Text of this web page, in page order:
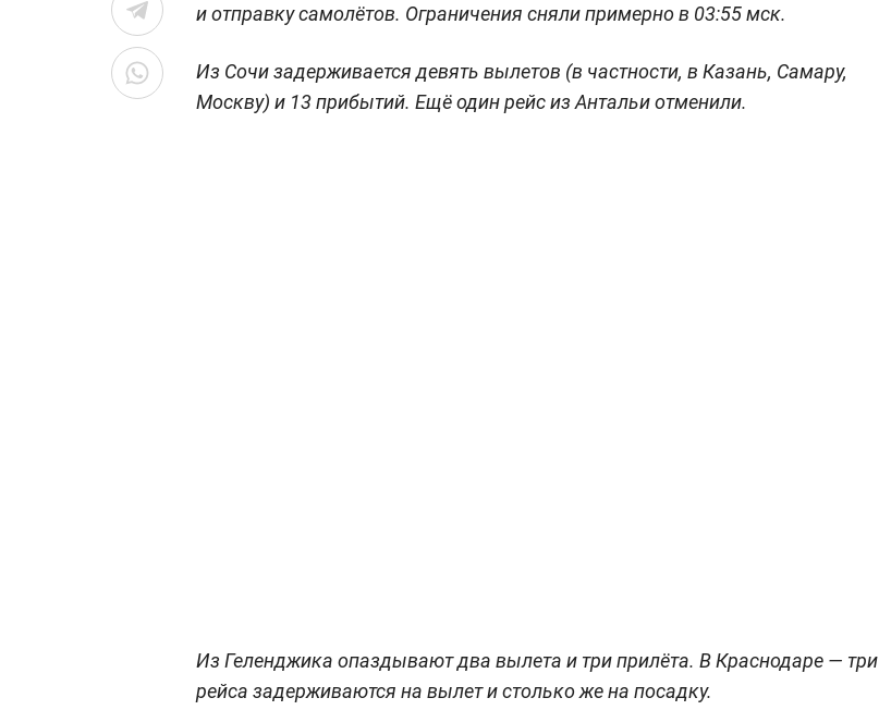
и отправку самолётов. Ограничения сняли примерно в 03:55 мск.
Из Сочи задерживается девять вылетов (в частности, в Казань, Самару,
Москву) и 13 прибытий. Ещё один рейс из Антальи отменили.
Из Геленджика опаздывают два вылета и три прилёта. В Краснодаре — три
рейса задерживаются на вылет и столько же на посадку.